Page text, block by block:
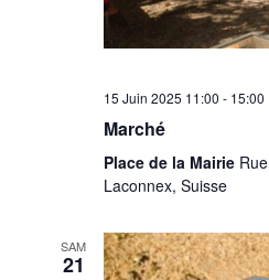
15 Juin 2025 11:00 - 15:00
Marché
Place de la Mairie
Laconnex, Suisse
SAM
21